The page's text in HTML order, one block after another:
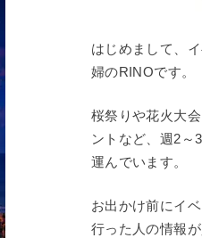
はじめまして、
婦のRINOです。
桜祭りや花火大
ントなど、週2～
運んでいます。
お出かけ前にイ
行った人の情報